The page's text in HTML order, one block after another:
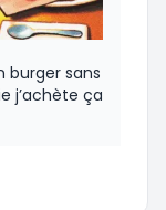
burger sans
j’achète ça